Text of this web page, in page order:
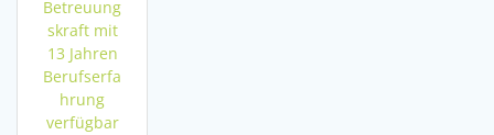
Betreuung
skraft mit
13 Jahren
Berufserfa
hrung
verfügbar